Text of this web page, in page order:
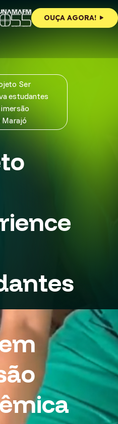
OUÇA AGORA!
Ser
estudantes
Marajó